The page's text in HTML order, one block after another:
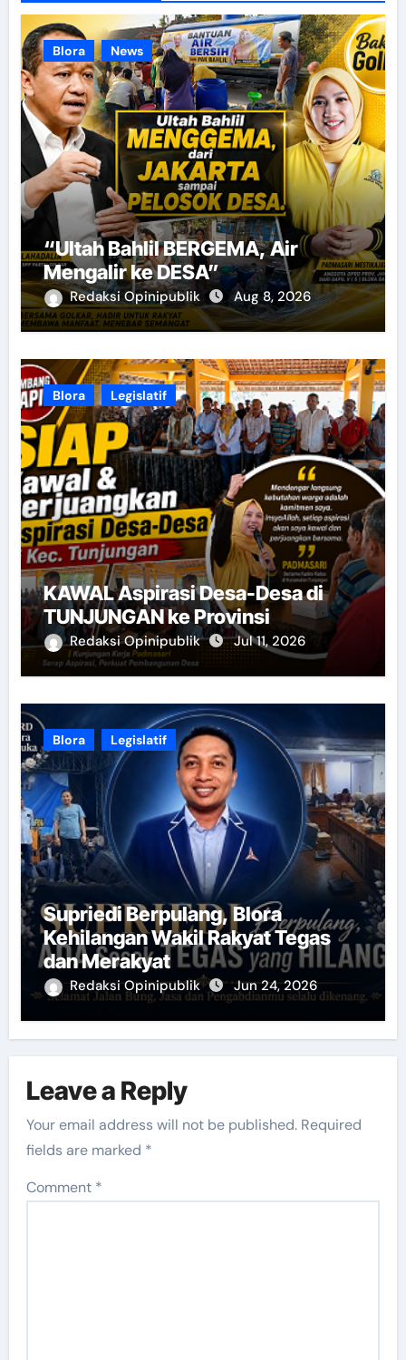
Blora News
“Ultah Bahlil BERGEMA, Air
Mengalir ke DESA”
Redaksi Opinipublik Aug 8, 2026
Blora Legislatif
KAWAL Aspirasi Desa-Desa di
TUNJUNGAN ke Provinsi
Redaksi Opinipublik Jul 11, 2026
Blora Legislatif
Supriedi Berpulang, Blora
Kehilangan Wakil Rakyat Tegas
dan Merakyat
Redaksi Opinipublik Jun 24, 2026
Leave a Reply
Your email address will not be published. Required
fields are marked *
Comment *